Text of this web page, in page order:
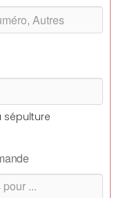
sépulture